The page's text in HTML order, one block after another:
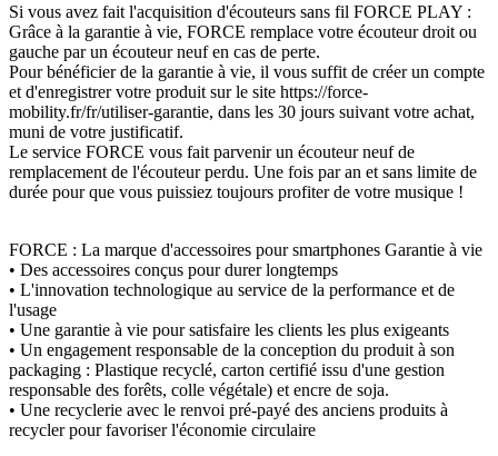
Si vous avez fait l'acquisition d'écouteurs sans fil FORCE PLAY :
Grâce à la garantie à vie, FORCE remplace votre écouteur droit ou
gauche par un écouteur neuf en cas de perte.
Pour bénéficier de la garantie à vie, il vous suffit de créer un compte
et d'enregistrer votre produit sur le site https://force-
mobility.fr/fr/utiliser-garantie, dans les 30 jours suivant votre achat,
muni de votre justificatif.
Le service FORCE vous fait parvenir un écouteur neuf de
remplacement de l'écouteur perdu. Une fois par an et sans limite de
durée pour que vous puissiez toujours profiter de votre musique !
FORCE : La marque d'accessoires pour smartphones Garantie à vie
• Des accessoires conçus pour durer longtemps
• L'innovation technologique au service de la performance et de
l'usage
• Une garantie à vie pour satisfaire les clients les plus exigeants
• Un engagement responsable de la conception du produit à son
packaging : Plastique recyclé, carton certifié issu d'une gestion
responsable des forêts, colle végétale) et encre de soja.
• Une recyclerie avec le renvoi pré-payé des anciens produits à
recycler pour favoriser l'économie circulaire